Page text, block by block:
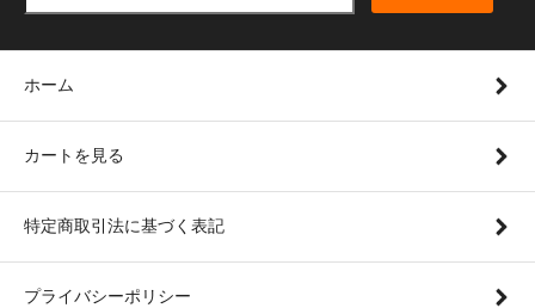
ホーム
カートを見る
特定商取引法に基づく表記
プライバシーポリシー